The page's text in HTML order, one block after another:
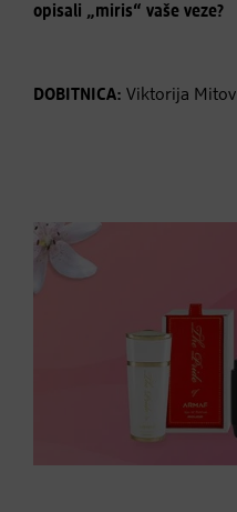
opisali „miris“ vaše veze?
DOBITNICA: Viktorija Mitov